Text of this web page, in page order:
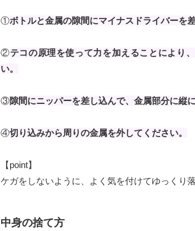
①ボトルと金属の隙間にマイナスドライバーを差
②テコの原理を使って力を加えることにより
い。
③隙間にニッパーを差し込んで、金属部分に縦
④切り込みから周りの金属を外してください。
【point】
ケガをしないように、よく気を付けてゆっくり
中身の捨て方